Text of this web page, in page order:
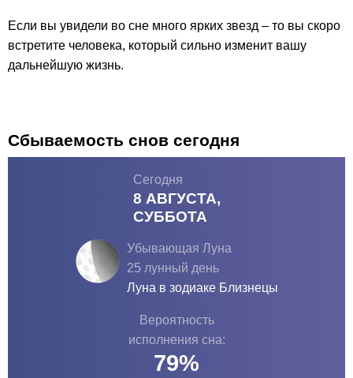
Если вы увидели во сне много ярких звезд – то вы скоро
встретите человека, который сильно изменит вашу
дальнейшую жизнь.
Сбываемость снов сегодня
Сегодня
8 АВГУСТА,
СУББОТА
Убывающая Луна
25 лунный день
Луна в зодиаке Близнецы
Вероятность
исполнения сна:
79%